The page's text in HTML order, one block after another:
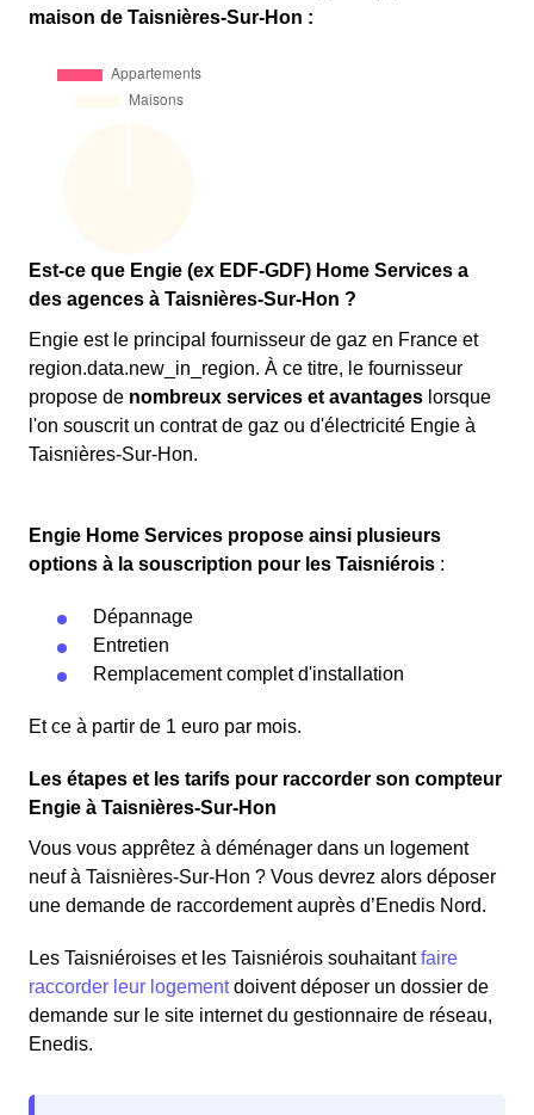
maison de Taisnières-Sur-Hon :
Est-ce que Engie (ex EDF-GDF) Home Services a
des agences à Taisnières-Sur-Hon ?
Engie est le principal fournisseur de gaz en France et
region.data.new_in_region. À ce titre, le fournisseur
propose de nombreux services et avantages lorsque
l'on souscrit un contrat de gaz ou d'électricité Engie à
Taisnières-Sur-Hon.
Engie Home Services propose ainsi plusieurs
options à la souscription pour les Taisniérois :
Dépannage
Entretien
Remplacement complet d'installation
Et ce à partir de 1 euro par mois.
Les étapes et les tarifs pour raccorder son compteur
Engie à Taisnières-Sur-Hon
Vous vous apprêtez à déménager dans un logement
neuf à Taisnières-Sur-Hon ? Vous devrez alors déposer
une demande de raccordement auprès d’Enedis Nord.
Les Taisniéroises et les Taisniérois souhaitantfaire
raccorder leur logementdoivent déposer un dossier de
demande sur le site internet du gestionnaire de réseau,
Enedis.